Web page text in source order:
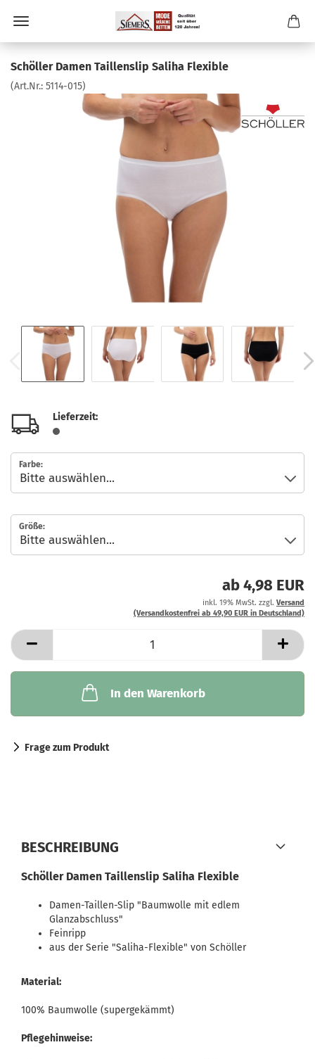
Schöller Damen Taillenslip Saliha Flexible
(Art.Nr.: 5114-015)
Lieferzeit:
Farbe:
Größe:
ab 4,98 EUR
inkl. 19% MwSt. zzgl. Versand
(Versandkostenfrei ab 49,90 EUR in Deutschland)
In den Warenkorb
Frage zum Produkt
BESCHREIBUNG
Schöller Damen Taillenslip Saliha Flexible
Damen-Taillen-Slip "Baumwolle mit edlem
Glanzabschluss"
Feinripp
aus der Serie "Saliha-Flexible" von Schöller
Material:
100% Baumwolle (supergekämmt)
Pflegehinweise: